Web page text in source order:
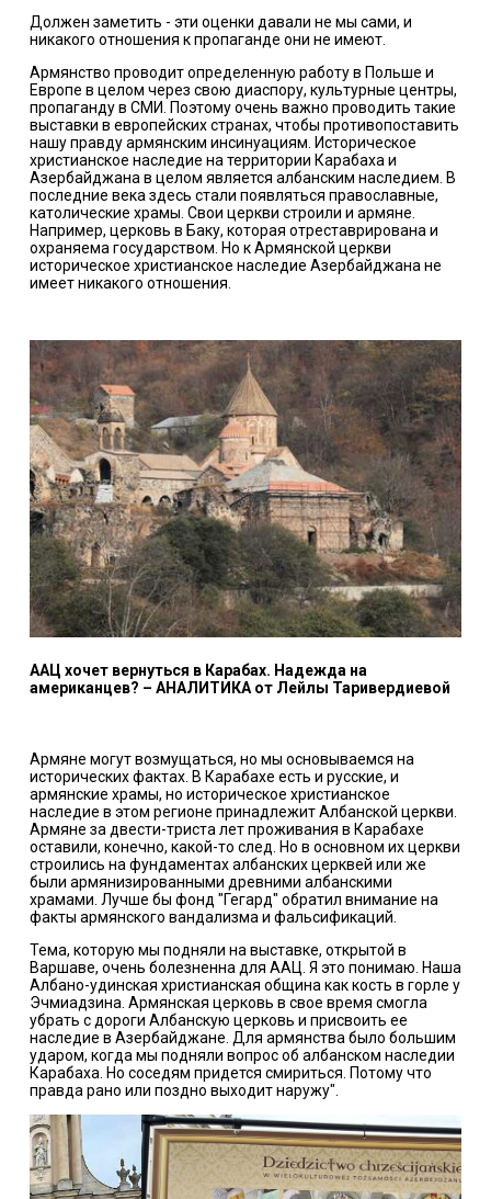
Должен заметить - эти оценки давали не мы сами, и
никакого отношения к пропаганде они не имеют.
Армянство проводит определенную работу в Польше и
Европе в целом через свою диаспору, культурные центры,
пропаганду в СМИ. Поэтому очень важно проводить такие
выставки в европейских странах, чтобы противопоставить
нашу правду армянским инсинуациям. Историческое
христианское наследие на территории Карабаха и
Азербайджана в целом является албанским наследием. В
последние века здесь стали появляться православные,
католические храмы. Свои церкви строили и армяне.
Например, церковь в Баку, которая отреставрирована и
охраняема государством. Но к Армянской церкви
историческое христианское наследие Азербайджана не
имеет никакого отношения.
ААЦ хочет вернуться в Карабах. Надежда на
американцев? – АНАЛИТИКА от Лейлы Таривердиевой
Армяне могут возмущаться, но мы основываемся на
исторических фактах. В Карабахе есть и русские, и
армянские храмы, но историческое христианское
наследие в этом регионе принадлежит Албанской церкви.
Армяне за двести-триста лет проживания в Карабахе
оставили, конечно, какой-то след. Но в основном их церкви
строились на фундаментах албанских церквей или же
были армянизированными древними албанскими
храмами. Лучше бы фонд "Гегард" обратил внимание на
факты армянского вандализма и фальсификаций.
Тема, которую мы подняли на выставке, открытой в
Варшаве, очень болезненна для ААЦ. Я это понимаю. Наша
Албано-удинская христианская община как кость в горле у
Эчмиадзина. Армянская церковь в свое время смогла
убрать с дороги Албанскую церковь и присвоить ее
наследие в Азербайджане. Для армянства было большим
ударом, когда мы подняли вопрос об албанском наследии
Карабаха. Но соседям придется смириться. Потому что
правда рано или поздно выходит наружу".